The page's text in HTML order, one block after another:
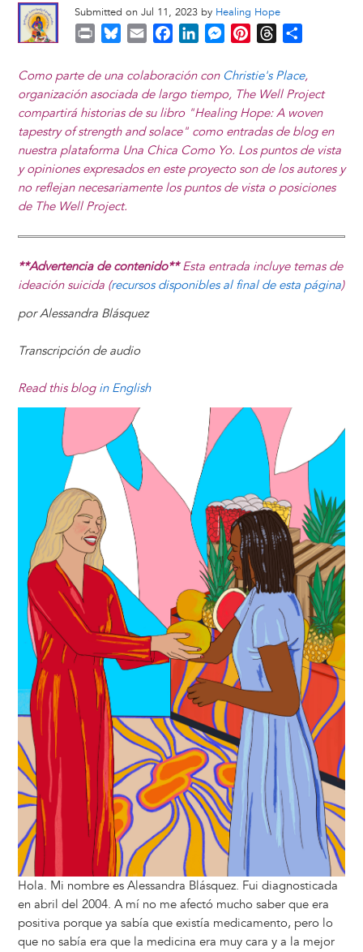
Submitted on Jul 11, 2023 by Healing Hope
i
n
t
u
e
s
k
y
a
i
l
c
e
b
o
o
k
n
k
e
d
I
n
M
s
s
e
n
g
e
r
n
t
e
r
e
s
t
r
e
a
d
s
a
r
e
Como parte de una colaboración con Christie's Place,
organización asociada de largo tiempo, The Well Project
compartirá historias de su libro "Healing Hope: A woven
tapestry of strength and solace" como entradas de blog en
nuestra plataforma Una Chica Como Yo. Los puntos de vista
y opiniones expresados ​​en este proyecto son de los autores y
no reflejan necesariamente los puntos de vista o posiciones
de The Well Project.
**Advertencia de contenido**Esta entrada incluye temas de
ideación suicida (recursos disponibles al final de esta página)
por Alessandra Blásquez
Transcripción de audio
Read this blog in English
Hola. Mi nombre es Alessandra Blásquez. Fui diagnosticada
en abril del 2004. A mí no me afectó mucho saber que era
positiva porque ya sabía que existía medicamento, pero lo
que no sabía era que la medicina era muy cara y a la mejor